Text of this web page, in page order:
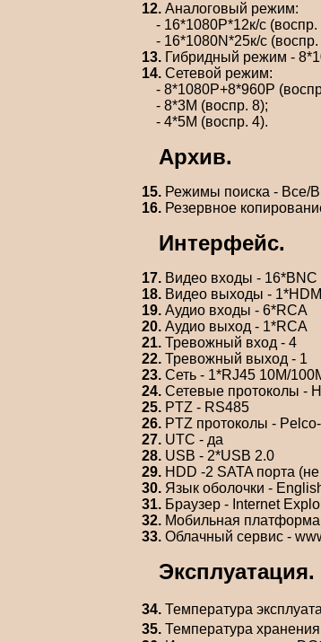
12. Аналоговый режим:
- 16*1080P*12к/с (воспр.
- 16*1080N*25к/с (воспр.
13. Гибридный режим -
14. Сетевой режим:
- 8*1080P+8*960P
- 8*3M (воспр. 8);
- 4*5M (воспр. 4).
Архив.
15. Режимы поиска - Все/
16. Резервное
Интерфейс.
17. Видео входы - 16*BNC
18. Видео выходы -
19. Аудио входы - 6*RCA
20. Аудио выход - 1*RCA
21. Тревожный вход - 4
22. Тревожный выход - 1
23. Сеть - 1*RJ45 10M/
24. Сетевые протоколы -
25. PTZ - RS485
26. PTZ протоколы -
27. UTC - да
28. USB - 2*USB 2.0
29. HDD -2 SATA порта
30. Язык оболочки -
31. Браузер - Internet
32. Мобильная платформа
33. Облачный сервис -
Эксплуатация.
34. Температура
35. Температура